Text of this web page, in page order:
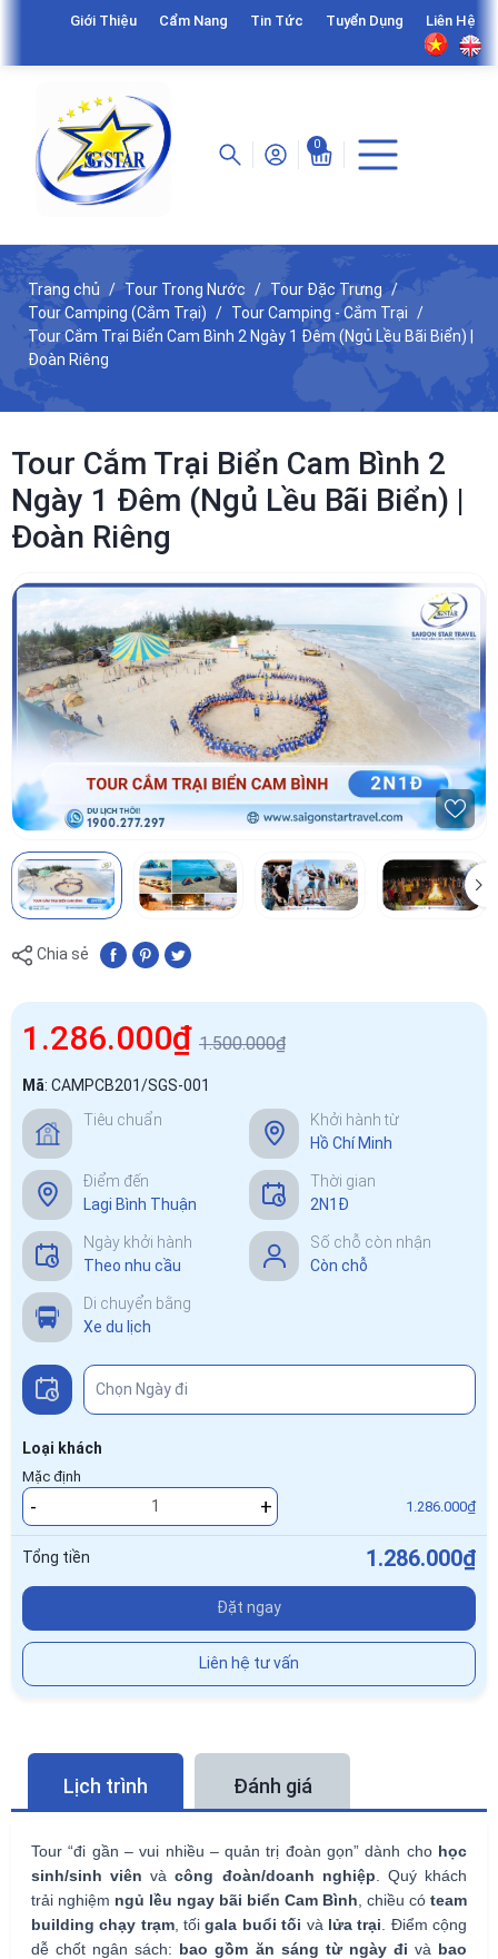
Giới Thiệu Cẩm Nang Tin Tức Tuyển Dụng Liên Hệ
0
Trang chủ Tour Trong Nước
Tour Đặc Trưng
Tour Camping (Cắm Trại)
Tour Camping - Cắm Trại
Tour Cắm Trại Biển Cam Bình 2 Ngày 1 Đêm (Ngủ Lều Bãi Biển) |
Đoàn Riêng
Tour Cắm Trại Biển Cam Bình 2
Ngày 1 Đêm (Ngủ Lều Bãi Biển) |
Đoàn Riêng
Chia sẻ
1.286.000₫ 1.500.000₫
Mã: CAMPCB201/SGS-001
Tiêu chuẩn
Khởi hành từ
Hồ Chí Minh
Điểm đến
Lagi Bình Thuận
Thời gian
2N1Đ
Ngày khởi hành
Theo nhu cầu
Số chỗ còn nhận
Còn chỗ
Di chuyển bằng
Xe du lịch
Loại khách
Mặc định
- + 1.286.000₫
Tổng tiền 1.286.000₫
Đặt ngay
Liên hệ tư vấn
Lịch trình Đánh giá
Tour “đi gần – vui nhiều – quản trị đoàn gọn” dành cho học
sinh/sinh viên vàcông đoàn/doanh nghiệp . Quý khách
trải nghiệm ngủ lều ngay bãi biển Cam Bình , chiều có team
building chạy trạm, tốigala buổi tối và lửa trại . Điểm cộng
dễ chốt ngân sách: bao gồm ăn sáng từ ngày đi và bao